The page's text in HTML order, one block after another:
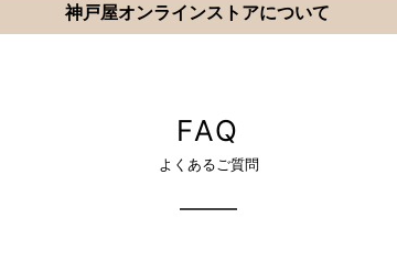
神戸屋オンラインストアについて
FAQ
よくあるご質問